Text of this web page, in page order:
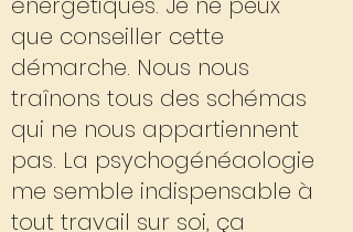
que conseiller cette
démarche. Nous nous
traînons tous des schémas
qui ne nous appartiennent
pas. La psychogénéaologie
me semble indispensable à
tout travail sur soi, ça